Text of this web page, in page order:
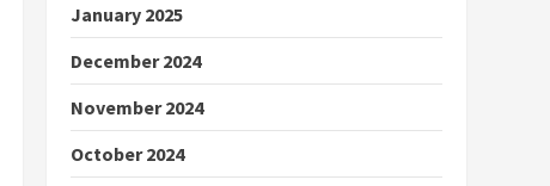
January 2025
December 2024
November 2024
October 2024